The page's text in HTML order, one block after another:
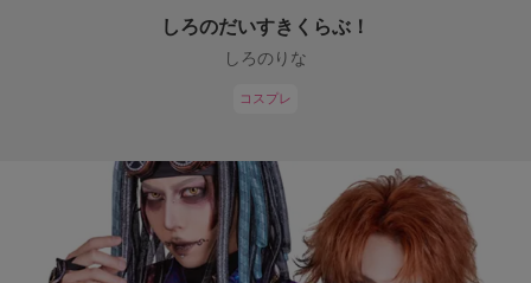
しろのだいすきくらぶ！
しろのりな
コスプレ